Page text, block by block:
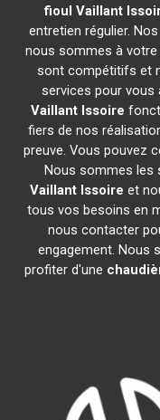
fioul Vaillant
entretien régulier.
nous sommes à
sont compétitifs et
services pour vous
Vaillant Issoire
fiers de nos
preuve. Vous pouvez
Nous sommes les
Vaillant Issoire et
tous vos besoins en
nous contacter
engagement. Nous
profiter d'une